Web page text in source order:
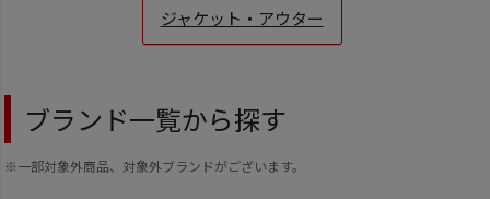
ジャケット・アウター
ブランド一覧から探す
※一部対象外商品、対象外ブランドがございます。